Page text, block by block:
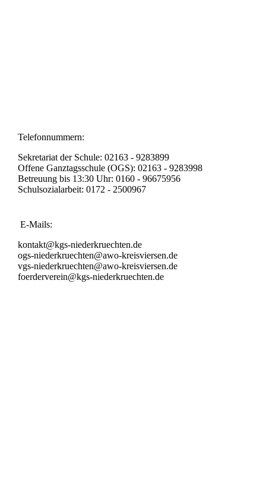
Telefonnummern:
Sekretariat der Schule: 02163 - 9283899
Offene Ganztagsschule (OGS): 02163 - 9283998
Betreuung bis 13:30 Uhr: 0160 - 96675956
Schulsozialarbeit: 0172 - 2500967
E-Mails:
kontakt@kgs-niederkruechten.de
ogs-niederkruechten@awo-kreisviersen.de
vgs-niederkruechten@awo-kreisviersen.de
foerderverein@kgs-niederkruechten.de